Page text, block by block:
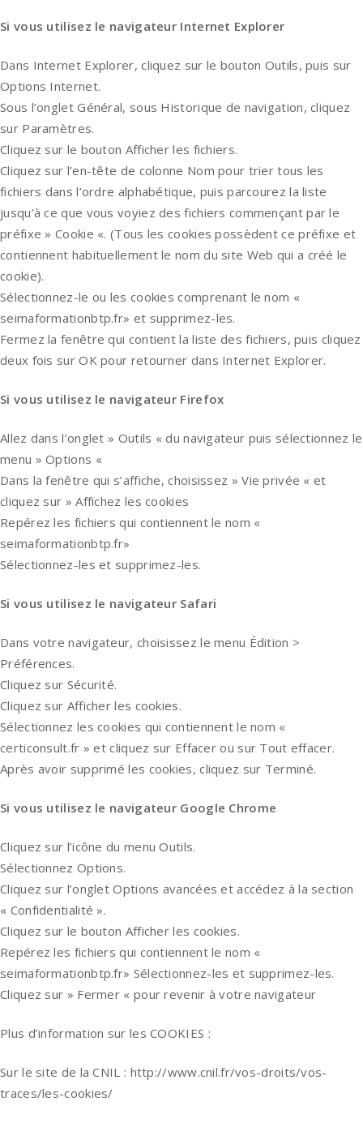
Si vous utilisez le navigateur Internet Explorer
Dans Internet Explorer, cliquez sur le bouton Outils, puis sur
Options Internet.
Sous l’onglet Général, sous Historique de navigation, cliquez
sur Paramètres.
Cliquez sur le bouton Afficher les fichiers.
Cliquez sur l’en-tête de colonne Nom pour trier tous les
fichiers dans l’ordre alphabétique, puis parcourez la liste
jusqu’à ce que vous voyiez des fichiers commençant par le
préfixe » Cookie «. (Tous les cookies possèdent ce préfixe et
contiennent habituellement le nom du site Web qui a créé le
cookie).
Sélectionnez-le ou les cookies comprenant le nom «
seimaformationbtp.fr» et supprimez-les.
Fermez la fenêtre qui contient la liste des fichiers, puis cliquez
deux fois sur OK pour retourner dans Internet Explorer.
Si vous utilisez le navigateur Firefox
Allez dans l’onglet » Outils « du navigateur puis sélectionnez le
menu » Options «
Dans la fenêtre qui s’affiche, choisissez » Vie privée « et
cliquez sur » Affichez les cookies
Repérez les fichiers qui contiennent le nom «
seimaformationbtp.fr»
Sélectionnez-les et supprimez-les.
Si vous utilisez le navigateur Safari
Dans votre navigateur, choisissez le menu Édition >
Préférences.
Cliquez sur Sécurité.
Cliquez sur Afficher les cookies.
Sélectionnez les cookies qui contiennent le nom «
certiconsult.fr » et cliquez sur Effacer ou sur Tout effacer.
Après avoir supprimé les cookies, cliquez sur Terminé.
Si vous utilisez le navigateur Google Chrome
Cliquez sur l’icône du menu Outils.
Sélectionnez Options.
Cliquez sur l’onglet Options avancées et accédez à la section
« Confidentialité ».
Cliquez sur le bouton Afficher les cookies.
Repérez les fichiers qui contiennent le nom «
seimaformationbtp.fr» Sélectionnez-les et supprimez-les.
Cliquez sur » Fermer « pour revenir à votre navigateur
Plus d’information sur les COOKIES :
Sur le site de la CNIL : http://www.cnil.fr/vos-droits/vos-
traces/les-cookies/